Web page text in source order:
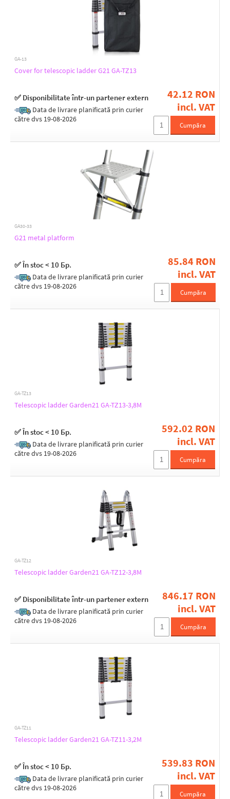
GA-13
Cover for telescopic ladder G21 GA-TZ13
✅ Disponibilitate într-un partener extern
Data de livrare planificată prin curier
către dvs 19-08-2026
42.12 RON
incl. VAT
Cumpăra
GA30-33
G21 metal platform
✅ În stoc < 10 Бр.
Data de livrare planificată prin curier
către dvs 19-08-2026
85.84 RON
incl. VAT
Cumpăra
GA-TZ13
Telescopic ladder Garden21 GA-TZ13-3,8M
✅ În stoc < 10 Бр.
Data de livrare planificată prin curier
către dvs 19-08-2026
592.02 RON
incl. VAT
Cumpăra
GA-TZ12
Telescopic ladder Garden21 GA-TZ12-3,8M
✅ Disponibilitate într-un partener extern
Data de livrare planificată prin curier
către dvs 19-08-2026
846.17 RON
incl. VAT
Cumpăra
GA-TZ11
Telescopic ladder Garden21 GA-TZ11-3,2M
✅ În stoc < 10 Бр.
Data de livrare planificată prin curier
către dvs 19-08-2026
539.83 RON
incl. VAT
Cumpăra